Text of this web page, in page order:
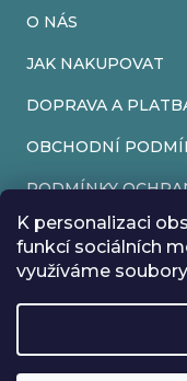
K personalizaci
funkcí sociálních
využíváme
Rádi bychom vás
máme z důvodu
O NÁS
JAK NAKUPOVAT
DOPRAVA A
OBCHODNÍ
PODMÍNKY
VRÁCENÍ ZBOŽÍ
REKLAMACE
Copyright 2026